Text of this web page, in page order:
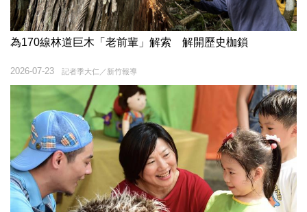
為170線林道巨木「老前輩」解索 解開歷史枷鎖
記者季大仁／新竹報導
2026-07-23